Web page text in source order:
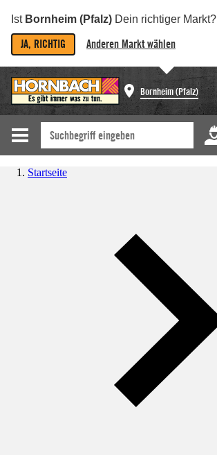
Ist Bornheim (Pfalz) Dein richtiger Markt?
JA, RICHTIG Anderen Markt wählen
Bornheim (Pfalz)
Startseite